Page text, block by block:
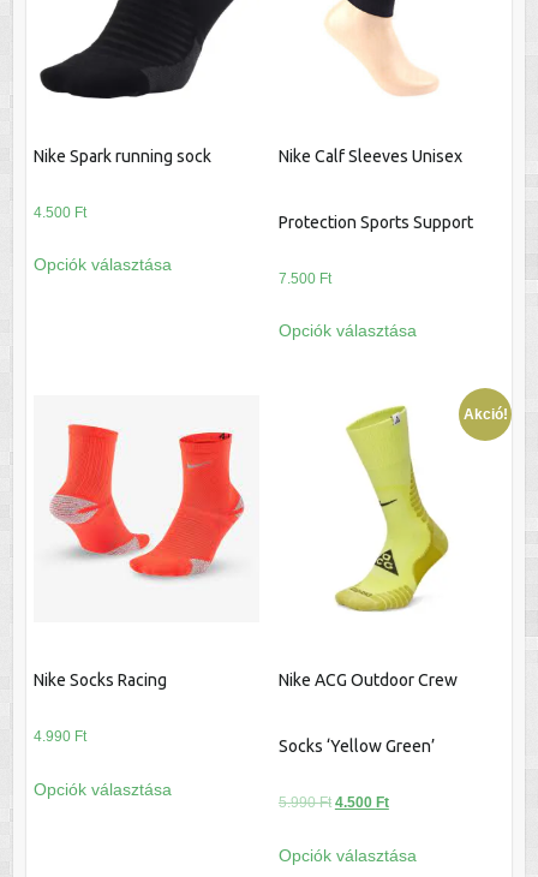
Nike Spark running sock
4.500 Ft
Opciók választása
a
változatok
termékoldalon
választhatók
ki
Nike Calf Sleeves Unisex
Protection Sports Support
7.500 Ft
Opciók választása
a
variációja
A
változatok
termékoldalon
választhatók
Nike Socks Racing
4.990 Ft
Opciók választása
a
Akció!
Nike ACG Outdoor Crew
Socks ‘Yellow Green’
5.990Ft Original
was:
4.500 FtCurrent
is:
Opciók választása
a